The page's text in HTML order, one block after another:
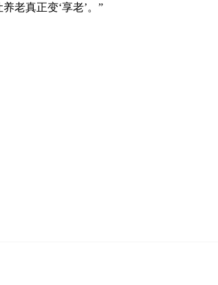
老真正变‘享老’。”